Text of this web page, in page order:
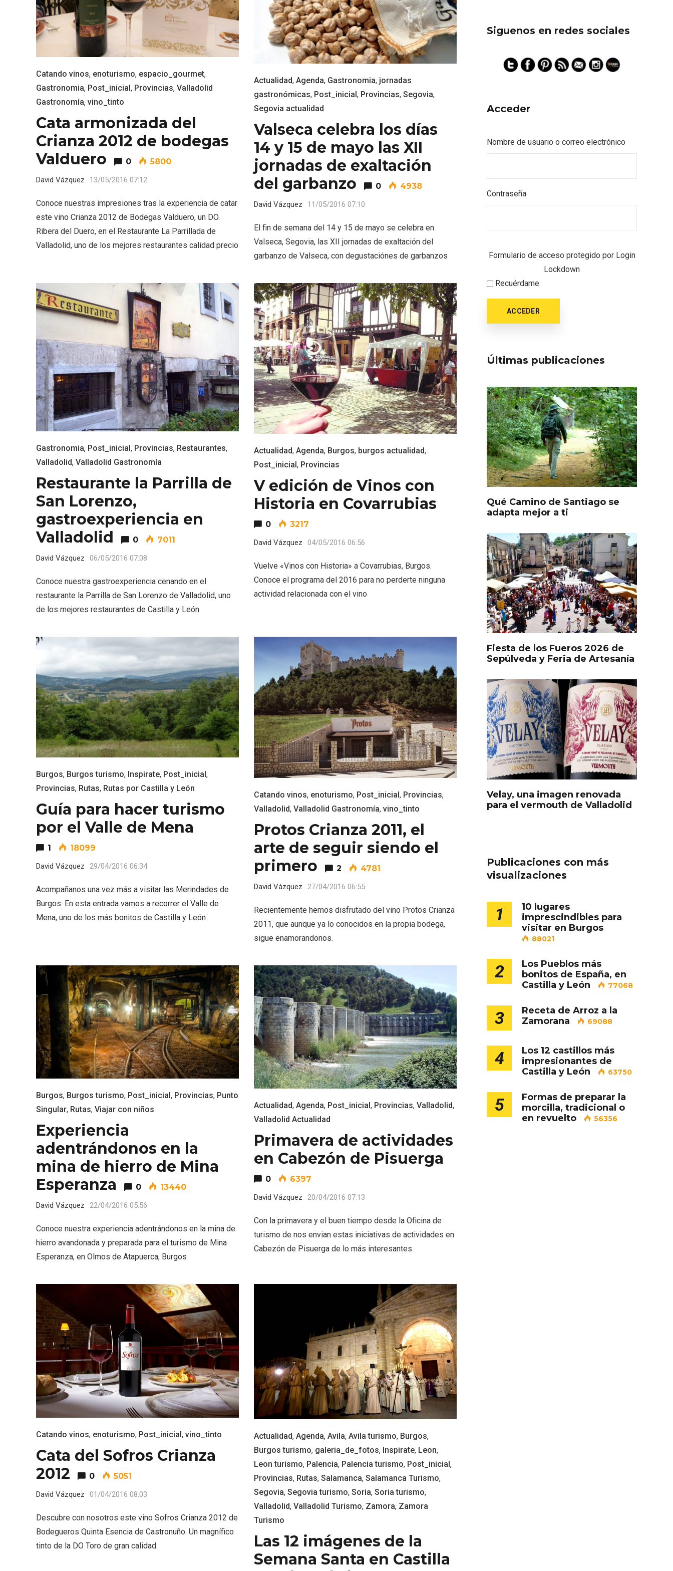
Catando vinos, enoturismo, espacio_gourmet,
Gastronomia, Post_inicial , Provincias, Valladolid
Gastronomía, vino_tinto
Cata armonizada del
Crianza 2012 de bodegas
Valduero
0 5800
David Vázquez 13/05/2016 07:12
Conoce nuestras impresiones tras la experiencia de catar
este vino Crianza 2012 de Bodegas Valduero, un DO.
Ribera del Duero, en el Restaurante La Parrillada de
Valladolid, uno de los mejores restaurantes calidad precio
Actualidad, Agenda, Gastronomia, jornadas
gastronómicas, Post_inicial, Provincias, Segovia,
Segovia actualidad
Valseca celebra los días
14 y 15 de mayo las XII
jornadas de exaltación
del garbanzo
0 4938
David Vázquez 11/05/2016 07:10
El fin de semana del 14 y 15 de mayo se celebra en
Valseca, Segovia, las XII jornadas de exaltación del
garbanzo de Valseca, con degustaciónes de garbanzos
Gastronomia, Post_inicial, Provincias, Restaurantes,
Valladolid, Valladolid Gastronomía
Restaurante la Parrilla de
San Lorenzo,
gastroexperiencia en
Valladolid
0 7011
David Vázquez 06/05/2016 07:08
Conoce nuestra gastroexperiencia cenando en el
restaurante la Parrilla de San Lorenzo de Valladolid, uno
de los mejores restaurantes de Castilla y León
Actualidad, Agenda, Burgos, burgos actualidad,
Post_inicial, Provincias
V edición de Vinos con
Historia en Covarrubias
0 3217
David Vázquez 04/05/2016 06:56
Vuelve «Vinos con Historia» a Covarrubias, Burgos.
Conoce el programa del 2016 para no perderte ninguna
actividad relacionada con el vino
Burgos, Burgos turismo, Inspirate, Post_inicial,
Provincias, Rutas, Rutas por Castilla y León
Guía para hacer turismo
por el Valle de Mena
1 18099
David Vázquez 29/04/2016 06:34
Acompañanos una vez más a visitar las Merindades de
Burgos. En esta entrada vamos a recorrer el Valle de
Mena, uno de los más bonitos de Castilla y León
Catando vinos, enoturismo, Post_inicial, Provincias,
Valladolid, Valladolid Gastronomía, vino_tinto
Protos Crianza 2011, el
arte de seguir siendo el
primero
2 4781
David Vázquez 27/04/2016 06:55
Recientemente hemos disfrutado del vino Protos Crianza
2011, que aunque ya lo conocidos en la propia bodega,
sigue enamorandonos.
Burgos, Burgos turismo, Post_inicial , Provincias, Punto
Singular, Rutas, Viajar con niños
Experiencia
adentrándonos en la
mina de hierro de Mina
Esperanza
0 13440
David Vázquez 22/04/2016 05:56
Conoce nuestra experiencia adentrándonos en la mina de
hierro avandonada y preparada para el turismo de Mina
Esperanza, en Olmos de Atapuerca, Burgos
Actualidad, Agenda, Post_inicial, Provincias, Valladolid,
Valladolid Actualidad
Primavera de actividades
en Cabezón de Pisuerga
0 6397
David Vázquez 20/04/2016 07:13
Con la primavera y el buen tiempo desde la Oficina de
turismo de nos envian estas iniciativas de actividades en
Cabezón de Pisuerga de lo más interesantes
Catando vinos, enoturismo, Post_inicial , vino_tinto
Cata del Sofros Crianza
2012
0 5051
David Vázquez 01/04/2016 08:03
Descubre con nosotros este vino Sofros Crianza 2012 de
Bodegueros Quinta Esencia de Castronuño. Un magnífico
tinto de la DO Toro de gran calidad.
Actualidad, Agenda, Avila, Avila turismo, Burgos,
Burgos turismo, galeria_de_fotos, Inspirate, Leon,
Leon turismo, Palencia, Palencia turismo, Post_inicial ,
Provincias, Rutas, Salamanca, Salamanca Turismo,
Segovia, Segovia turismo, Soria, Soria turismo,
Valladolid, Valladolid Turismo, Zamora, Zamora
Turismo
Las 12 imágenes de la
Semana Santa en Castilla
Siguenos en redes sociales
Acceder
Nombre de usuario o correo electrónico
Contraseña
Formulario de acceso protegido por Login
Lockdown
Recuérdame
ACCEDER
Últimas publicaciones
Qué Camino de Santiago se
adapta mejor a ti
Fiesta de los Fueros 2026 de
Sepúlveda y Feria de Artesanía
Velay, una imagen renovada
para el vermouth de Valladolid
Publicaciones con más
visualizaciones
1
10 lugares
imprescindibles para
visitar en Burgos
88021
2
Los Pueblos más
bonitos de España, en
Castilla y León
77068
3
Receta de Arroz a la
Zamorana
69088
4
Los 12 castillos más
impresionantes de
Castilla y León
63750
5
Formas de preparar la
morcilla, tradicional o
en revuelto
56356
ACCEDER
Ultimas entradas
Fiesta de los Fueros 2026 de
Sepúlveda y Feria de
Artesanía
Velay, una imagen renovada
para el vermouth de
Valladolid
El Espinar, un pueblo oculto
de la Sierra de Guadarrama
en su vertiente segoviana
Recorre los fiordos leoneses
El Cronicón de Oña sale a la
Conciertos gratuitos del
coro Wetherby Preparatory
School en Ávila y Salamanca
VII Feria del Vino de Sotillo
2026 ‘Sotillo, el Vino y Yo’
Feria del Vino de Toro 2026;
Fiesta de Primavera 2026 en
la Ruta del Vino de Cigales
Enoturismo visitando la
Bodega Museo La Olmilla, en
Peñafiel
Paseo nocturno por
Valladolid
triunfó en el Salón Gourmet
2026
Semana Santa en la Ribera
del Duero 2026
Itinerarios musicales en San
Miguel del Pino 2026
En marzo, vuelve la mejor
gastronomía de la Trufa
Negra de Soria
Cigales inaugura la
musealización de los arcos
de la Iglesia de Santiago
Apóstol
Moradillo de Roa
Los Pueblos más bonitos de
España, en Castilla y León
Concierto de Navidad en
Moradillo de Roa
Inauguración del Árbol de
Navidad a ganchillo de
El árbol de Navidad de
Fuenterrebollo
Belén segoviano, otra
escusa más para visitar